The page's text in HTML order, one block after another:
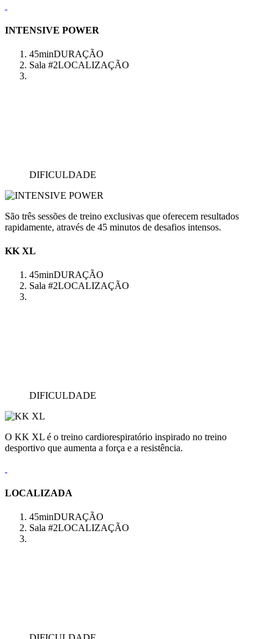
INTENSIVE POWER
45minDURAÇÃO
Sala #2LOCALIZAÇÃO
DIFICULDADE
São três sessões de treino exclusivas que oferecem resultados
rapidamente, através de 45 minutos de desafios intensos.
KK XL
45minDURAÇÃO
Sala #2LOCALIZAÇÃO
DIFICULDADE
O KK XL é o treino cardiorespiratório inspirado no treino
desportivo que aumenta a força e a resistência.
LOCALIZADA
45minDURAÇÃO
Sala #2LOCALIZAÇÃO